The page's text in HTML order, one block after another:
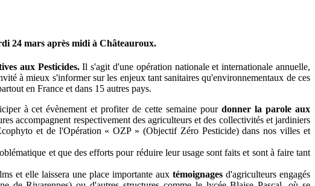
24 mars après midi à Châteauroux.
aux Pesticides.Il s'agit d'une opération nationale et internationale annuelle,
à mieux s'informer sur les enjeux tant sanitaires qu'environnementaux de ces
en France et dans 15 autres pays.
à cet évènement et profiter de cette semaine pourdonner la parole aux
accompagnent respectivement des agriculteurs et des collectivités et jardiniers
et de l'Opération « OZP » (Objectif Zéro Pesticide) dans nos villes et
et que des efforts pour réduire leur usage sont faits et sont à faire tant
et elle laissera une place importante auxtémoignages d'agriculteurs engagés